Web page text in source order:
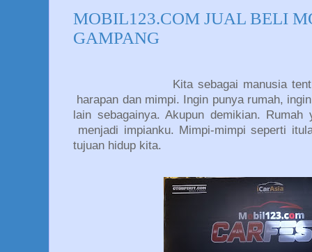
MOBIL123.COM JUAL BELI
GAMPANG
Kita sebagai manusia tentunya
harapan dan mimpi. Ingin punya rumah,
lain sebagainya. Akupun demikian.
menjadi impianku. Mimpi-mimpi seperti
tujuan hidup kita.